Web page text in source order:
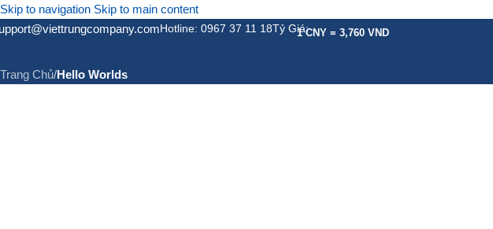
Skip to navigation Skip to main content
Hotline: 0967 37 11 18Tỷ Giá:1 CNY = 3,760 VND
Hello Worlds
Trang Chủ/Hello Worlds